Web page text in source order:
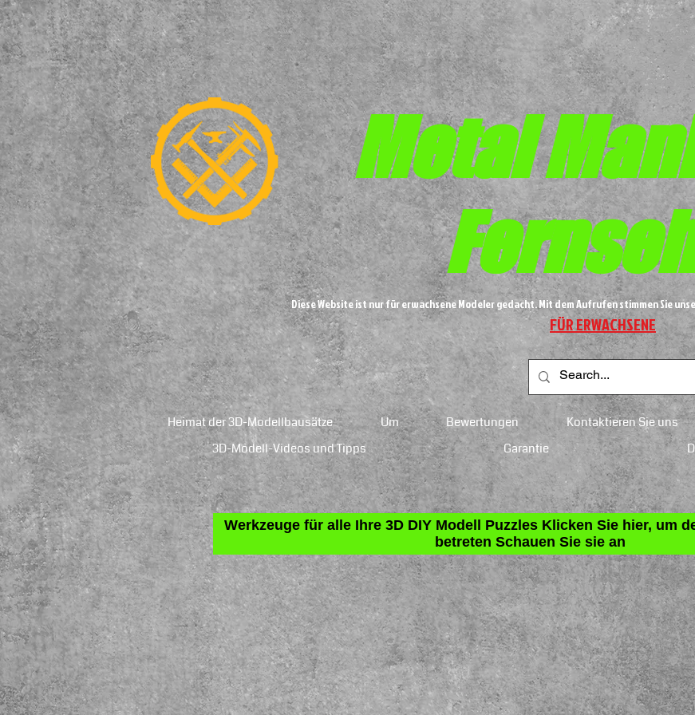
Metal
Diese Website ist nur für erwachsene Modeler gedacht. Mit dem Aufrufen stimmen Sie
FÜR ERWACHSENE
Heimat der 3D-Modellbausätze Um Bewertungen Kontaktieren Sie uns
3D-Modell-Videos und Tipps
Garantie
Werkzeuge für alle Ihre 3D DIY Modell Puzzles Klicken Sie hier, um
betreten Schauen Sie sie an